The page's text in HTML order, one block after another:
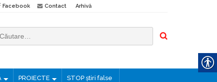
Facebook Contact Arhivă
PROIECTE STOP știri false